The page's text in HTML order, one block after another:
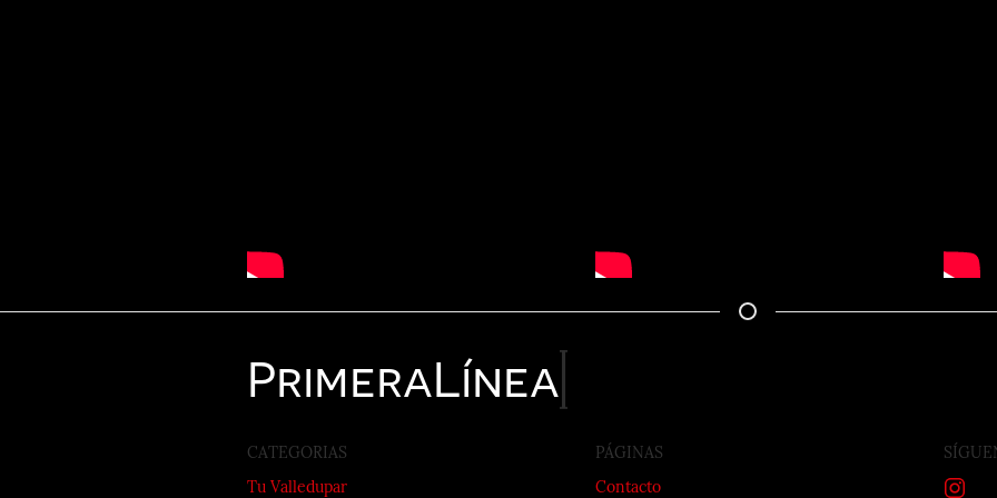
PrimeraLínea
CATEGORIAS
Tu Valledupar
PÁGINAS
Contacto